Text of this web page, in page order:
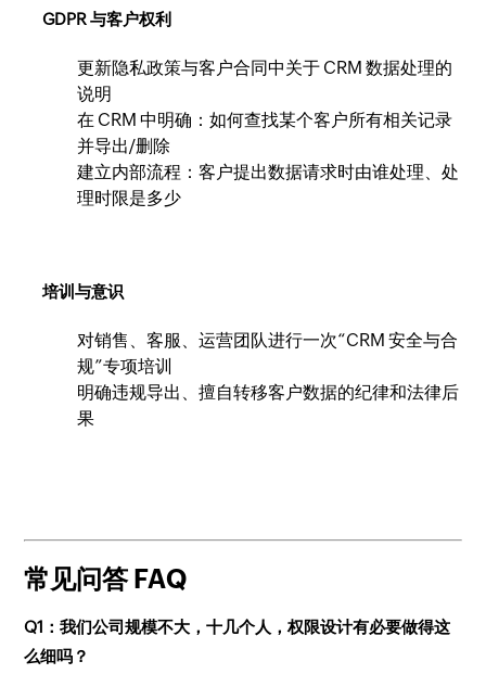
GDPR 与客户权利
更新隐私政策与客户合同中关于 CRM 数据处理的
说明
在 CRM 中明确：如何查找某个客户所有相关记录
并导出/删除
建立内部流程：客户提出数据请求时由谁处理、处
理时限是多少
培训与意识
对销售、客服、运营团队进行一次“CRM 安全与合
规”专项培训
明确违规导出、擅自转移客户数据的纪律和法律后
果
常见问答 FAQ
Q1：我们公司规模不大，十几个人，权限设计有必要做得这
么细吗？